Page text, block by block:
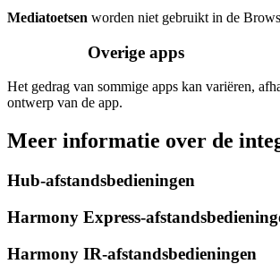
Mediatoetsen worden niet gebruikt in de
Overige apps
Het gedrag van sommige apps kan variëren,
ontwerp van de app.
Meer informatie over de
Hub-afstandsbedieningen
Harmony Express-
Harmony IR-afstandsbedieningen